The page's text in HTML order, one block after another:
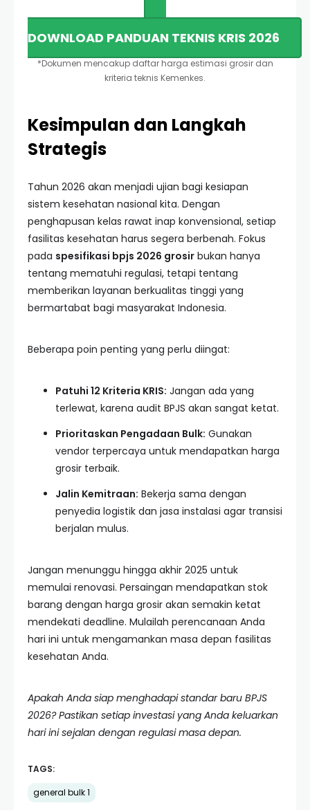
DOWNLOAD PANDUAN TEKNIS KRIS 2026
*Dokumen mencakup daftar harga estimasi grosir dan
kriteria teknis Kemenkes.
Kesimpulan dan Langkah
Strategis
Tahun 2026 akan menjadi ujian bagi kesiapan
sistem kesehatan nasional kita. Dengan
penghapusan kelas rawat inap konvensional, setiap
fasilitas kesehatan harus segera berbenah. Fokus
pada spesifikasi bpjs 2026 grosir bukan hanya
tentang mematuhi regulasi, tetapi tentang
memberikan layanan berkualitas tinggi yang
bermartabat bagi masyarakat Indonesia.
Beberapa poin penting yang perlu diingat:
Patuhi 12 Kriteria KRIS: Jangan ada yang
terlewat, karena audit BPJS akan sangat ketat.
Prioritaskan Pengadaan Bulk: Gunakan
vendor terpercaya untuk mendapatkan harga
grosir terbaik.
Jalin Kemitraan: Bekerja sama dengan
penyedia logistik dan jasa instalasi agar transisi
berjalan mulus.
Jangan menunggu hingga akhir 2025 untuk
memulai renovasi. Persaingan mendapatkan stok
barang dengan harga grosir akan semakin ketat
mendekati deadline. Mulailah perencanaan Anda
hari ini untuk mengamankan masa depan fasilitas
kesehatan Anda.
Apakah Anda siap menghadapi standar baru BPJS
2026? Pastikan setiap investasi yang Anda keluarkan
hari ini sejalan dengan regulasi masa depan.
TAGS:
general bulk 1